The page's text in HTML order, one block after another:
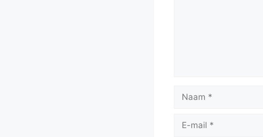
mail